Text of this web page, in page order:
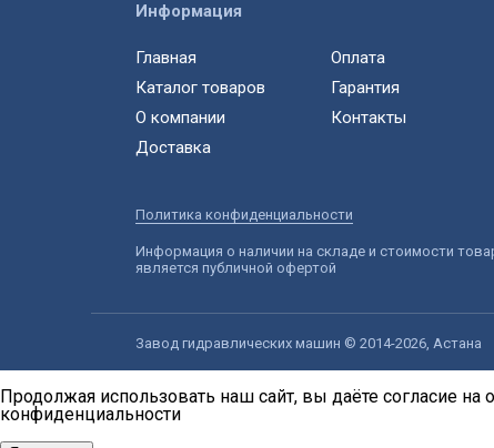
Информация
Главная
Каталог товаров
О компании
Доставка
Оплата
Гарантия
Контакты
Политика конфиденциальности
Информация о наличии на складе и стоимости
является публичной офертой
Завод гидравлических машин © 2014-2026, Астана
Продолжая использовать наш сайт, вы даёте согласие на
конфиденциальности